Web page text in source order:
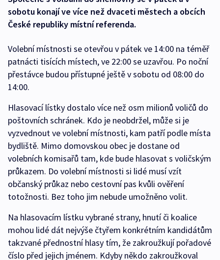
sobotu konají ve více než dvaceti městech a obcích
České republiky místní referenda.
Volební místnosti se otevřou v pátek ve 14:00 na téměř
patnácti tisících místech, ve 22:00 se uzavřou. Po noční
přestávce budou přístupné ještě v sobotu od 08:00 do
14:00.
Hlasovací lístky dostalo více než osm milionů voličů do
poštovních schránek. Kdo je neobdržel, může si je
vyzvednout ve volební místnosti, kam patří podle místa
bydliště. Mimo domovskou obec je dostane od
volebních komisařů tam, kde bude hlasovat s voličským
průkazem. Do volební místnosti si lidé musí vzít
občanský průkaz nebo cestovní pas kvůli ověření
totožnosti. Bez toho jim nebude umožněno volit.
Na hlasovacím lístku vybrané strany, hnutí či koalice
mohou lidé dát nejvýše čtyřem konkrétním kandidátům
takzvané přednostní hlasy tím, že zakroužkují pořadové
číslo před jejich jménem. Kdyby někdo zakroužkoval